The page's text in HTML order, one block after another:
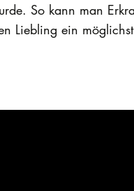
So kann man
Liebling ein